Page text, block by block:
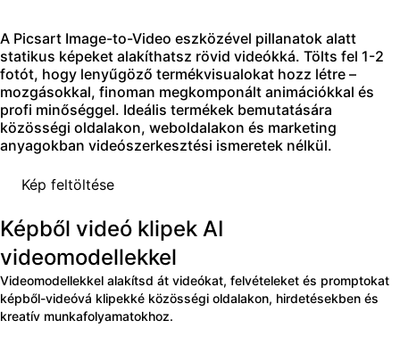
A Picsart Image-to-Video eszközével pillanatok alatt
statikus képeket alakíthatsz rövid videókká. Tölts fel 1-2
fotót, hogy lenyűgöző termékvisualokat hozz létre –
mozgásokkal, finoman megkomponált animációkkal és
profi minőséggel. Ideális termékek bemutatására
közösségi oldalakon, weboldalakon és marketing
anyagokban videószerkesztési ismeretek nélkül.
Kép feltöltése
Képből videó klipek AI
videomodellekkel
Videomodellekkel alakítsd át videókat, felvételeket és promptokat
képből-videóvá klipekké közösségi oldalakon, hirdetésekben és
kreatív munkafolyamatokhoz.